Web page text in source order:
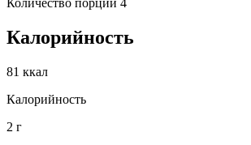
Количество порций 4
Калорийность
81 ккал
Калорийность
2 г